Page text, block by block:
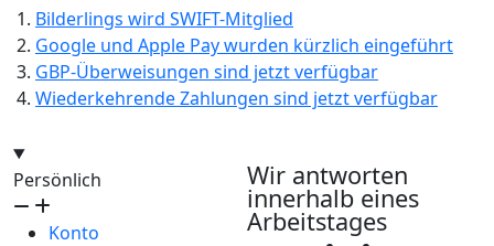
Bilderlings wird SWIFT-Mitglied
Google und Apple Pay wurden kürzlich eingeführt
GBP-Überweisungen sind jetzt verfügbar
Wiederkehrende Zahlungen sind jetzt verfügbar
Persönlich
Konto
Wir antworten
innerhalb eines
Arbeitstages